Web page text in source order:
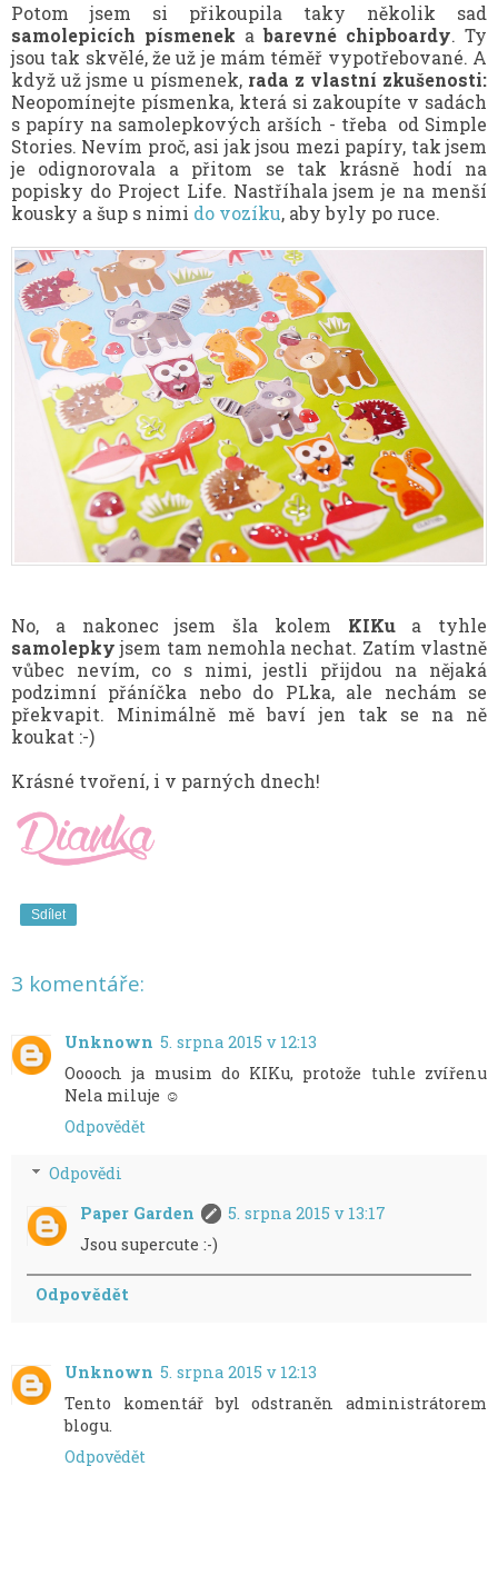
Potom jsem si přikoupila taky několik sad
samolepicích písmenek abarevné chipboardy. Ty
jsou tak skvělé, že už je mám téměř vypotřebované. A
když už jsme u písmenek, rada z vlastní zkušenosti:
Neopomínejte písmenka, která si zakoupíte v sadách
s papíry na samolepkových arších - třeba od Simple
Stories. Nevím proč, asi jak jsou mezi papíry, tak jsem
je odignorovala a přitom se tak krásně hodí na
popisky do Project Life. Nastříhala jsem je na menší
kousky a šup s nimi do vozíku, aby byly po ruce.
No, a nakonec jsem šla kolem KIKua tyhle
samolepkyjsem tam nemohla nechat. Zatím vlastně
vůbec nevím, co s nimi, jestli přijdou na nějaká
podzimní přáníčka nebo do PLka, ale nechám se
překvapit. Minimálně mě baví jen tak se na ně
koukat :-)
Krásné tvoření, i v parných dnech!
Sdílet
3 komentáře:
Unknown 5. srpna 2015 v 12:13
Ooooch ja musim do KIKu, protože tuhle zvířenu
Nela miluje ☺
Odpovědět
Odpovědi
Paper Garden
5. srpna 2015 v 13:17
Jsou supercute :-)
Odpovědět
Unknown 5. srpna 2015 v 12:13
Tento komentář byl odstraněn administrátorem
blogu.
Odpovědět